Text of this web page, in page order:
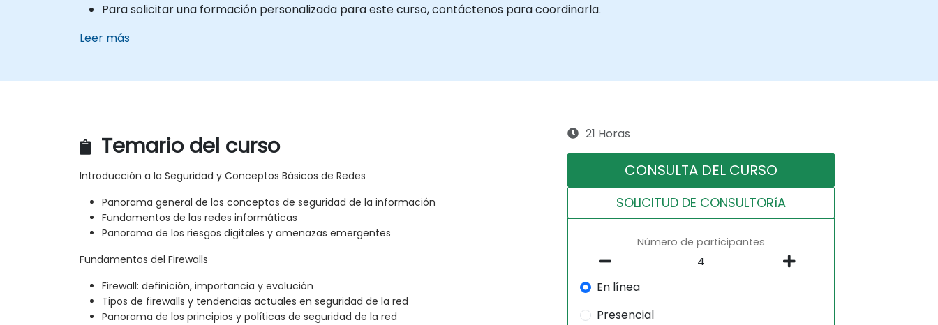
Para solicitar una formación personalizada para este curso, contáctenos para coordinarla.
Leer más
Temario del curso
Introducción a la Seguridad y Conceptos Básicos de Redes
Panorama general de los conceptos de seguridad de la información
Fundamentos de las redes informáticas
Panorama de los riesgos digitales y amenazas emergentes
Fundamentos del Firewalls
Firewall: definición, importancia y evolución
Tipos de firewalls y tendencias actuales en seguridad de la red
Panorama de los principios y políticas de seguridad de la red
21 Horas
CONSULTA DEL CURSO
SOLICITUD DE CONSULTORíA
Número de participantes
En línea
Presencial